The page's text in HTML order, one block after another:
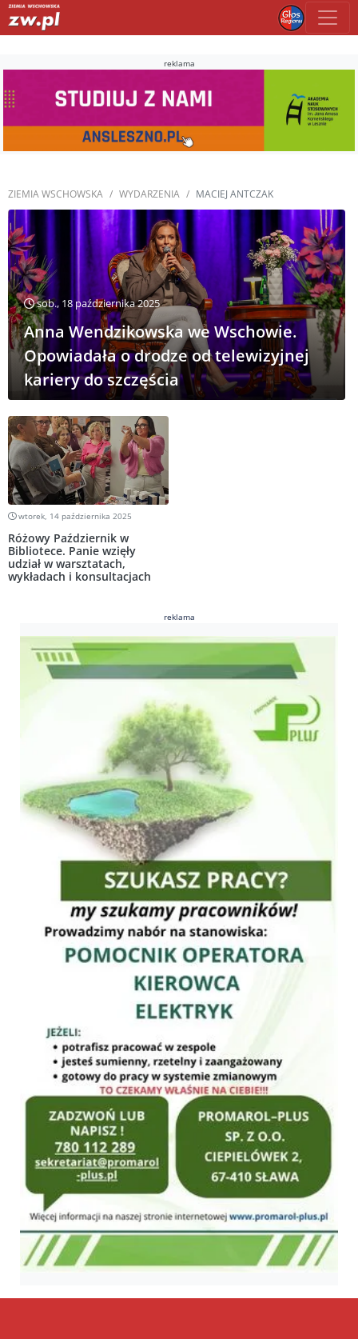
reklama
ZIEMIA WSCHOWSKA WYDARZENIA MACIEJ ANTCZAK
sob., 18 października 2025
Anna Wendzikowska we Wschowie.
Opowiadała o drodze od telewizyjnej
kariery do szczęścia
wtorek, 14 października 2025
Różowy Październik w
Bibliotece. Panie wzięły
udział w warsztatach,
wykładach i konsultacjach
reklama